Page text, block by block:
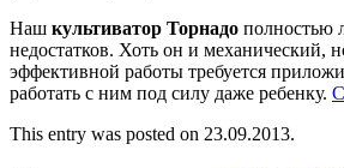
Наш культиватор Торнадо полностью
недостатков. Хоть он и механический,
эффективной работы требуется
работать с ним под силу даже ребенку.
This entry was posted on 23.09.2013.